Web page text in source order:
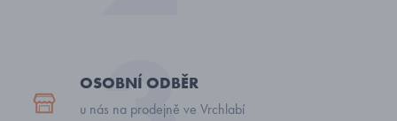
OSOBNÍ ODBĚR
u nás na prodejně ve Vrchlabí